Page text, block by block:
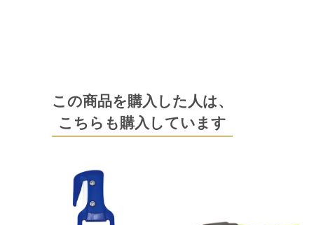
この商品を購入した人は、
こちらも購入しています